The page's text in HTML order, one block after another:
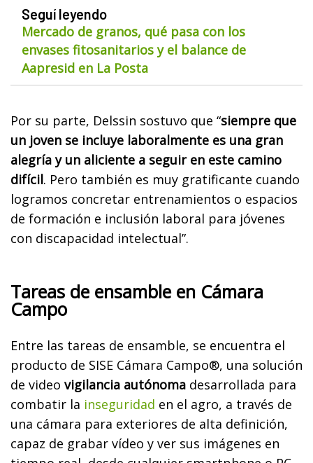
Seguí leyendo
Mercado de granos, qué pasa con los
envases fitosanitarios y el balance de
Aapresid en La Posta
Por su parte, Delssin sostuvo que “siempre que
un joven se incluye laboralmente es una gran
alegría y un aliciente a seguir en este camino
difícil. Pero también es muy gratificante cuando
logramos concretar entrenamientos o espacios
de formación e inclusión laboral para jóvenes
con discapacidad intelectual”.
Tareas de ensamble en Cámara
Campo
Entre las tareas de ensamble, se encuentra el
producto de SISE Cámara Campo®, una solución
de video vigilancia autónoma desarrollada para
combatir la inseguridad en el agro, a través de
una cámara para exteriores de alta definición,
capaz de grabar vídeo y ver sus imágenes en